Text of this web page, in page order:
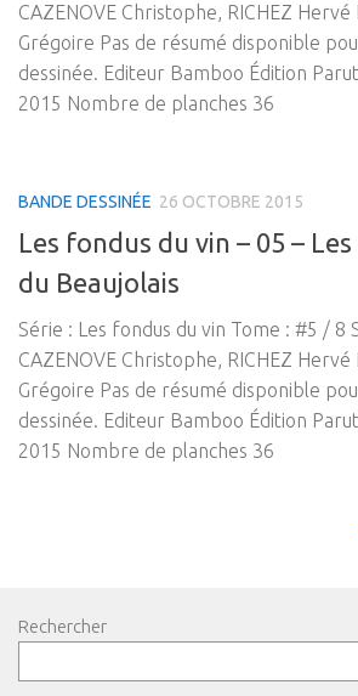
CAZENOVE Christophe, RICHEZ Hervé
Grégoire Pas de résumé disponible
dessinée. Editeur Bamboo Édition
2015 Nombre de planches 36
BANDE DESSINÉE 26 OCTOBRE 2015
Les fondus du vin – 05 –
du Beaujolais
Série : Les fondus du vin Tome : #5 / 8
CAZENOVE Christophe, RICHEZ Hervé
Grégoire Pas de résumé disponible
dessinée. Editeur Bamboo Édition
2015 Nombre de planches 36
Rechercher